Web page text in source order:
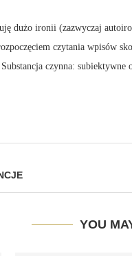
dużo ironii (zazwyczaj
czytania wpisów
czynna:
YOU